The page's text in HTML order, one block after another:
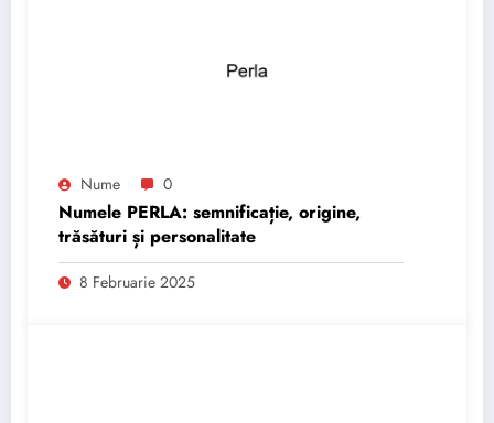
Nume 0
Numele PERLA: semnificație, origine,
trăsături și personalitate
8 Februarie 2025